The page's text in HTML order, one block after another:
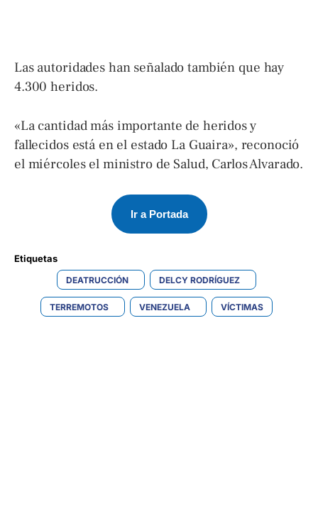
Las autoridades han señalado también que hay
4.300 heridos.
«La cantidad más importante de heridos y
fallecidos está en el estado La Guaira», reconoció
el miércoles el ministro de Salud, Carlos Alvarado.
Ir a Portada
Etiquetas
DEATRUCCIÓN DELCY RODRÍGUEZ
TERREMOTOS VENEZUELA VÍCTIMAS